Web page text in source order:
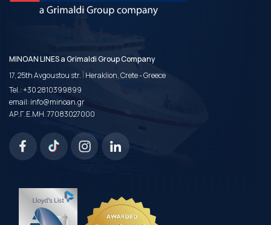
MINOAN LINES a Grimaldi Group Company
17, 25th Avgoustou str. | Heraklion, Crete - Greece
Tel.:+30 2810399899
email:info@minoan.gr
ΑΡ.Γ.Ε.ΜΗ. 77083027000